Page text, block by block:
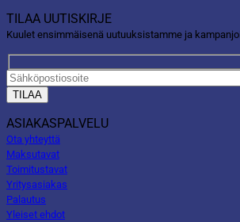
TILAA UUTISKIRJE
Kuulet ensimmäisenä uutuuksistamme ja
ASIAKASPALVELU
Ota yhteyttä
Maksutavat
Toimitustavat
Yritysasiakas
Palautus
Yleiset ehdot